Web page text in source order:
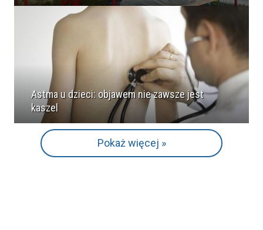
Astma u dzieci: objawem nie zawsze jest
kaszel
Pokaż więcej »